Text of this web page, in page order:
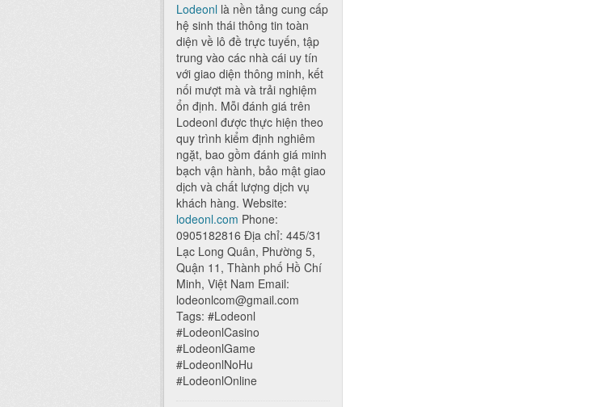
Lodeonl là nền tảng cung cấp
hệ sinh thái thông tin toàn
diện về lô đề trực tuyến, tập
trung vào các nhà cái uy tín
với giao diện thông minh, kết
nối mượt mà và trải nghiệm
ổn định. Mỗi đánh giá trên
Lodeonl được thực hiện theo
quy trình kiểm định nghiêm
ngặt, bao gồm đánh giá minh
bạch vận hành, bảo mật giao
dịch và chất lượng dịch vụ
khách hàng. Website:
lodeonl.com Phone:
0905182816 Địa chỉ: 445/31
Lạc Long Quân, Phường 5,
Quận 11, Thành phố Hồ Chí
Minh, Việt Nam Email:
lodeonlcom@gmail.com
Tags: #Lodeonl
#LodeonlCasino
#LodeonlGame
#LodeonlNoHu
#LodeonlOnline